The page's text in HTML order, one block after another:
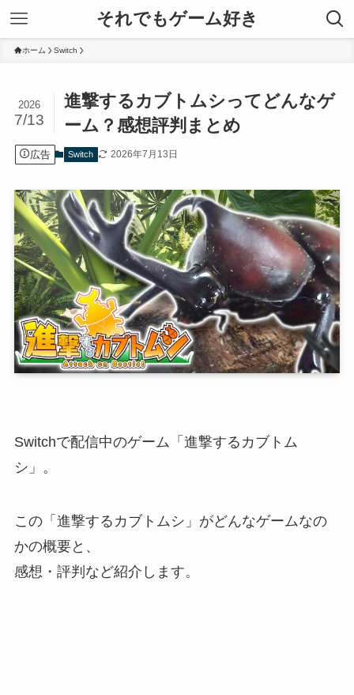
それでもゲーム好き
ホーム Switch
進撃するカブトムシってどんなゲ
ーム？感想評判まとめ
2026
7/13
広告 Switch 2026年7月13日
Switchで配信中のゲーム「 進撃するカブトム
シ 」。
この「進撃するカブトムシ」がどんなゲームなの
かの概要と、
感想・評判など紹介します。